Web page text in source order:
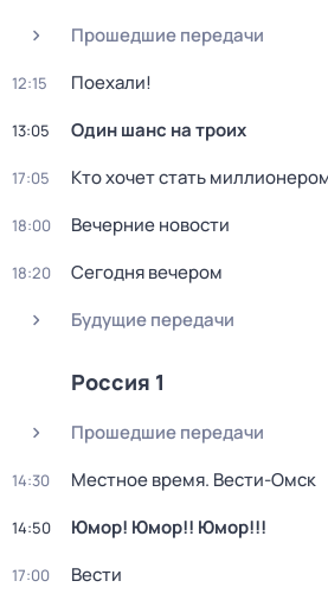
Прошедшие передачи
12:15 Поехали!
13:05 Один шанс на троих
17:05 Кто хочет стать
18:00 Вечерние новости
18:20
Сегодня вечером
Будущие передачи
Россия 1
Прошедшие передачи
14:30 Местное время. Вести-Омск
14:50 Юмор! Юмор!! Юмор!!!
17:00 Вести